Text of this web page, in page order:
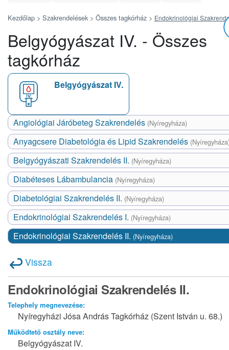
Kezdőlap > Szakrendelések > Összes tagkórház > Endokrinológiai
Belgyógyászat IV. - Összes
tagkórház
Belgyógyászat IV.
Angiológiai Járóbeteg Szakrendelés (Nyíregyháza)
Anyagcsere Diabetológia és Lipid Szakrendelés
Belgyógyászati Szakrendelés II. (Nyíregyháza)
Diabéteses Lábambulancia (Nyíregyháza)
Diabetológiai Szakrendelés II. (Nyíregyháza)
Endokrinológiai Szakrendelés I. (Nyíregyháza)
Endokrinológiai Szakrendelés II. (Nyíregyháza)
Vissza
Endokrinológiai Szakrendelés II.
Telephely megnevezése:
Nyíregyházi Jósa András Tagkórház (Szent István u. 68.)
Működtető osztály neve:
Belgyógyászat IV.